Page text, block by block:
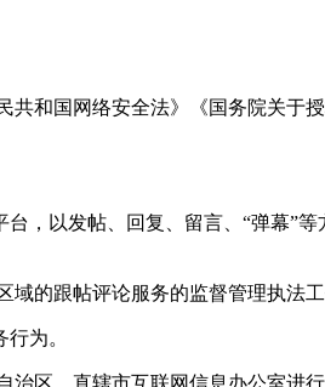
和国网络安全法》《国务院关于
，以发帖、回复、留言、“弹幕”
的跟帖评论服务的监督管理执法工
为。
区、直辖市互联网信息办公室进行